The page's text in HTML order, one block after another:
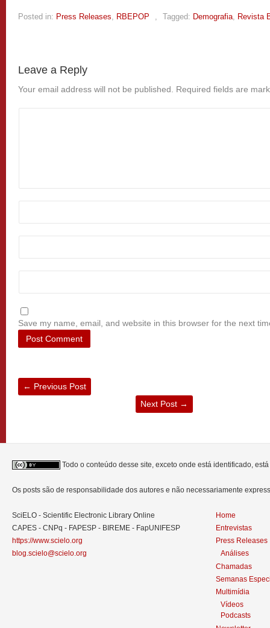
Posted in: Press Releases RBEPOP Tagged: Demografia Revista
Leave a Reply
Your email address will not be published. Required fields are
Save my name, email, and website in this browser for the next
← Previous Post
Next Post →
Todo o conteúdo desse site, exceto onde está identificado,
Os posts são de responsabilidade dos autores e não necessariamente
SciELO - Scientific Electronic Library Online
CAPES - CNPq - FAPESP - BIREME - FapUNIFESP
https://www.scielo.org
blog.scielo@scielo.org
Home
Entrevistas
Press Releases
Análises
Chamadas
Semanas
Multimídia
Vídeos
Podcasts